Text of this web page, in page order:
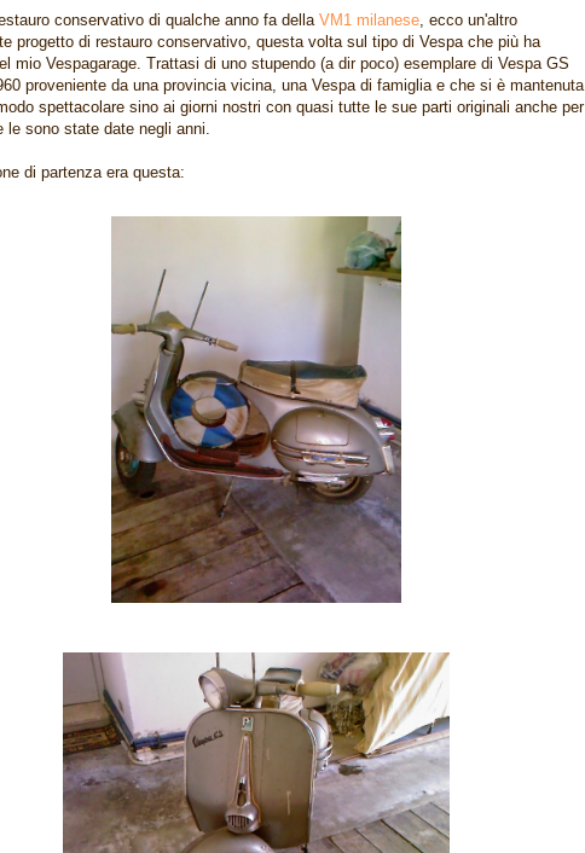
conservativo di qualche anno fa della VM1 milanese, ecco un'altro
progetto di restauro conservativo, questa volta sul tipo di Vespa che più ha
mio Vespagarage. Trattasi di uno stupendo (a dir poco) esemplare di Vespa GS
proveniente da una provincia vicina, una Vespa di famiglia e che si è mantenuta
spettacolare sino ai giorni nostri con quasi tutte le sue parti originali anche per
le sono state date negli anni.
di partenza era questa: